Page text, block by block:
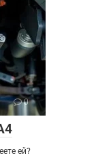
0
ей?